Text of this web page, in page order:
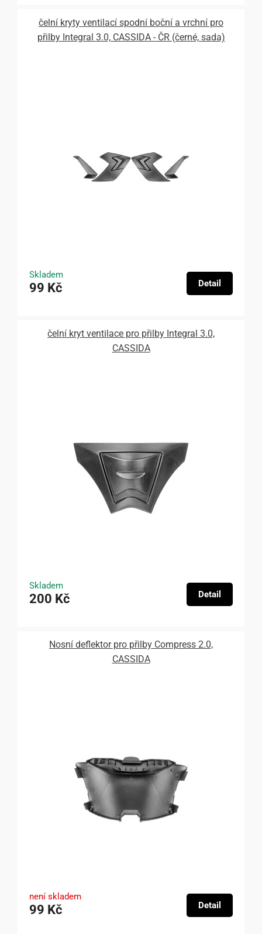
čelní kryty ventilací spodní boční a vrchní pro
přilby Integral 3.0, CASSIDA - ČR (černé, sada)
Skladem
99 Kč Detail
čelní kryt ventilace pro přilby Integral 3.0,
CASSIDA
Skladem
200 Kč Detail
Nosní deflektor pro přilby Compress 2.0,
CASSIDA
není skladem
99 Kč Detail